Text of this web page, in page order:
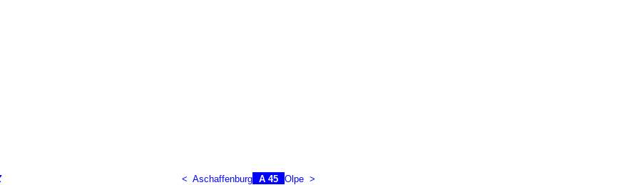
< Aschaffenburg A 45 Olpe >